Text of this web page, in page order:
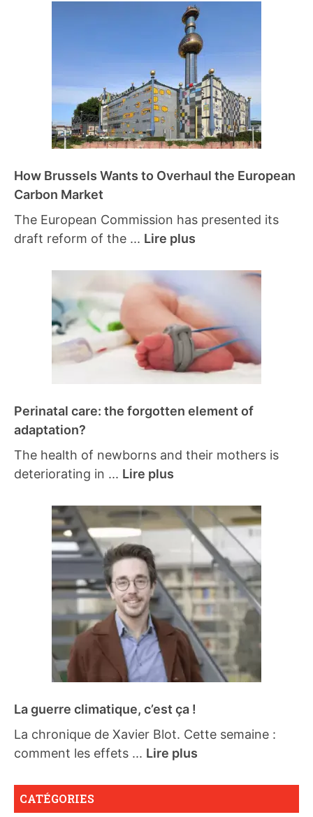
How Brussels Wants to Overhaul the European
Carbon Market
The European Commission has presented its
draft reform of the ... Lire plus
Perinatal care: the forgotten element of
adaptation?
The health of newborns and their mothers is
deteriorating in ... Lire plus
La guerre climatique, c’est ça !
La chronique de Xavier Blot. Cette semaine :
comment les effets ... Lire plus
CATÉGORIES